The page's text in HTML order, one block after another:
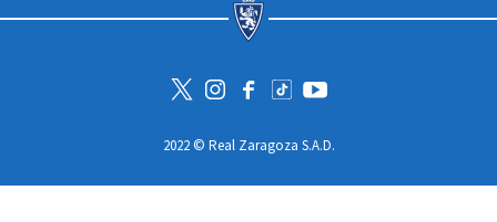
2022 © Real Zaragoza S.A.D.